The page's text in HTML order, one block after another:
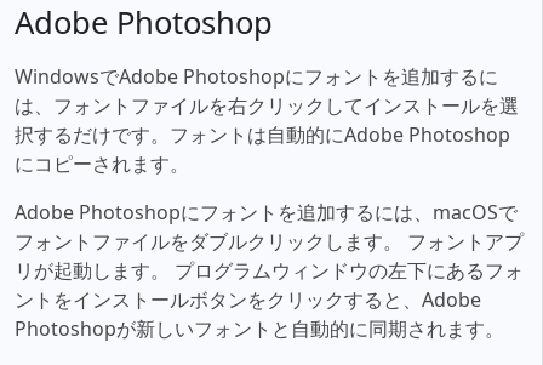
Adobe Photoshop
WindowsでAdobe Photoshopにフォントを追加するに
は、フォントファイルを右クリックしてインストールを選
択するだけです。フォントは自動的にAdobe Photoshop
にコピーされます。
Adobe Photoshopにフォントを追加するには、macOSで
フォントファイルをダブルクリックします。 フォントアプ
リが起動します。 プログラムウィンドウの左下にあるフォ
ントをインストールボタンをクリックすると、Adobe
Photoshopが新しいフォントと自動的に同期されます。